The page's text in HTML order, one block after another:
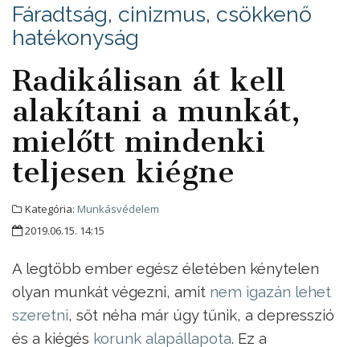
Fáradtság, cinizmus, csökkenő
hatékonyság
Radikálisan át kell
alakítani a munkát,
mielőtt mindenki
teljesen kiégne
Kategória: Munkásvédelem
2019.06.15. 14:15
A legtöbb ember egész életében kénytelen
olyan munkát végezni, amit nem igazán lehet
szeretni, sőt néha már úgy tűnik, a depresszió
és a kiégés korunk alapállapota. Ez a